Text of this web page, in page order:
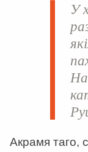
У
Акрамя таго,